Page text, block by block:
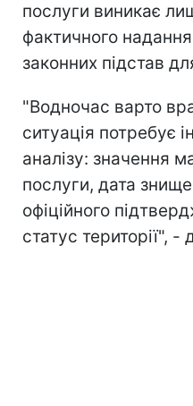
послуги виникає
фактичного
законних підстав
"Водночас варто
ситуація потребує
аналізу: значення
послуги, дата
офіційного
статус території",